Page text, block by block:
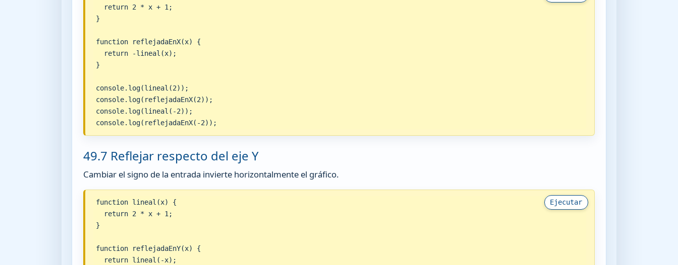
  return 2 * x + 1;
}
function reflejadaEnX(x) {
  return -lineal(x);
}
console.log(lineal(2));
console.log(reflejadaEnX(2));
console.log(lineal(-2));
console.log(reflejadaEnX(-2));
49.7 Reflejar respecto del eje Y
Cambiar el signo de la entrada invierte horizontalmente el gráfico.
Ejecutar
function lineal(x) {
  return 2 * x + 1;
}
function reflejadaEnY(x) {
  return lineal(-x);